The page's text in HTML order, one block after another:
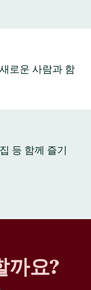
로운 사람과 함
등 함께 즐기
요?